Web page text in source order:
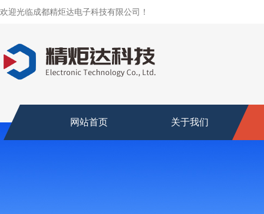
欢迎光临成都精炬达电子科技有限公司！
网站首页 关于我们